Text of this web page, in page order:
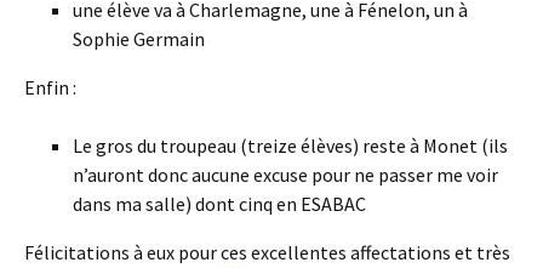
une élève va à Charlemagne, une à Fénelon, un à
Sophie Germain
Enfin :
Le gros du troupeau (treize élèves) reste à Monet (ils
n’auront donc aucune excuse pour ne passer me voir
dans ma salle) dont cinq en ESABAC
Félicitations à eux pour ces excellentes affectations et très